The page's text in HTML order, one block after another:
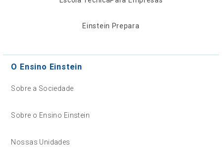
Einstein Prepara
O Ensino Einstein
Sobre a Sociedade
Sobre o Ensino Einstein
Nossas Unidades